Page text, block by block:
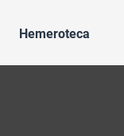
Hemeroteca